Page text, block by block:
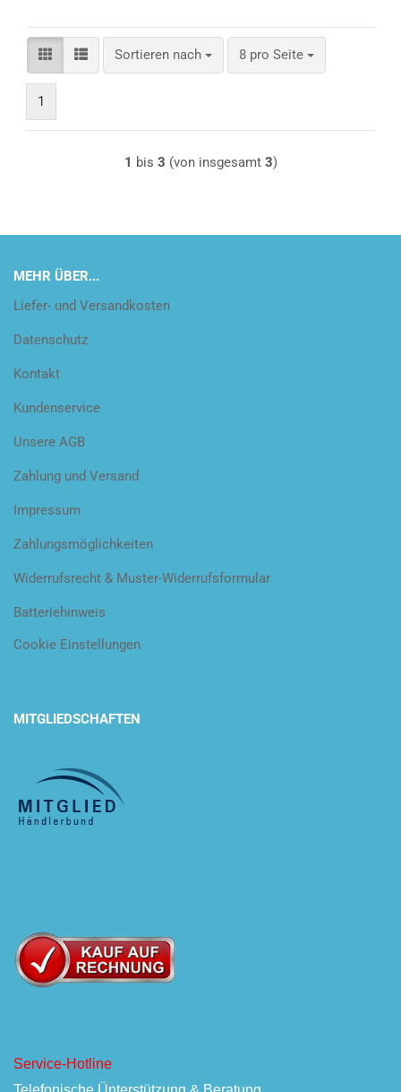
Sortieren nach
Sortieren nach 8 pro Seite
pro Seite
1
1 bis 3 (von insgesamt 3)
MEHR ÜBER...
Liefer- und Versandkosten
Datenschutz
Kontakt
Kundenservice
Unsere AGB
Zahlung und Versand
Impressum
Zahlungsmöglichkeiten
Widerrufsrecht & Muster-Widerrufsformular
Batteriehinweis
Cookie Einstellungen
MITGLIEDSCHAFTEN
Service-Hotline